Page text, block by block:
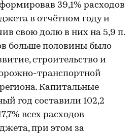
39,1% расходов
в отчётном году и
свою долю в них на 5,9 п.
больше половины было
строительство и
транспортной
Капитальные
год составили 102,2
всех расходов
при этом за